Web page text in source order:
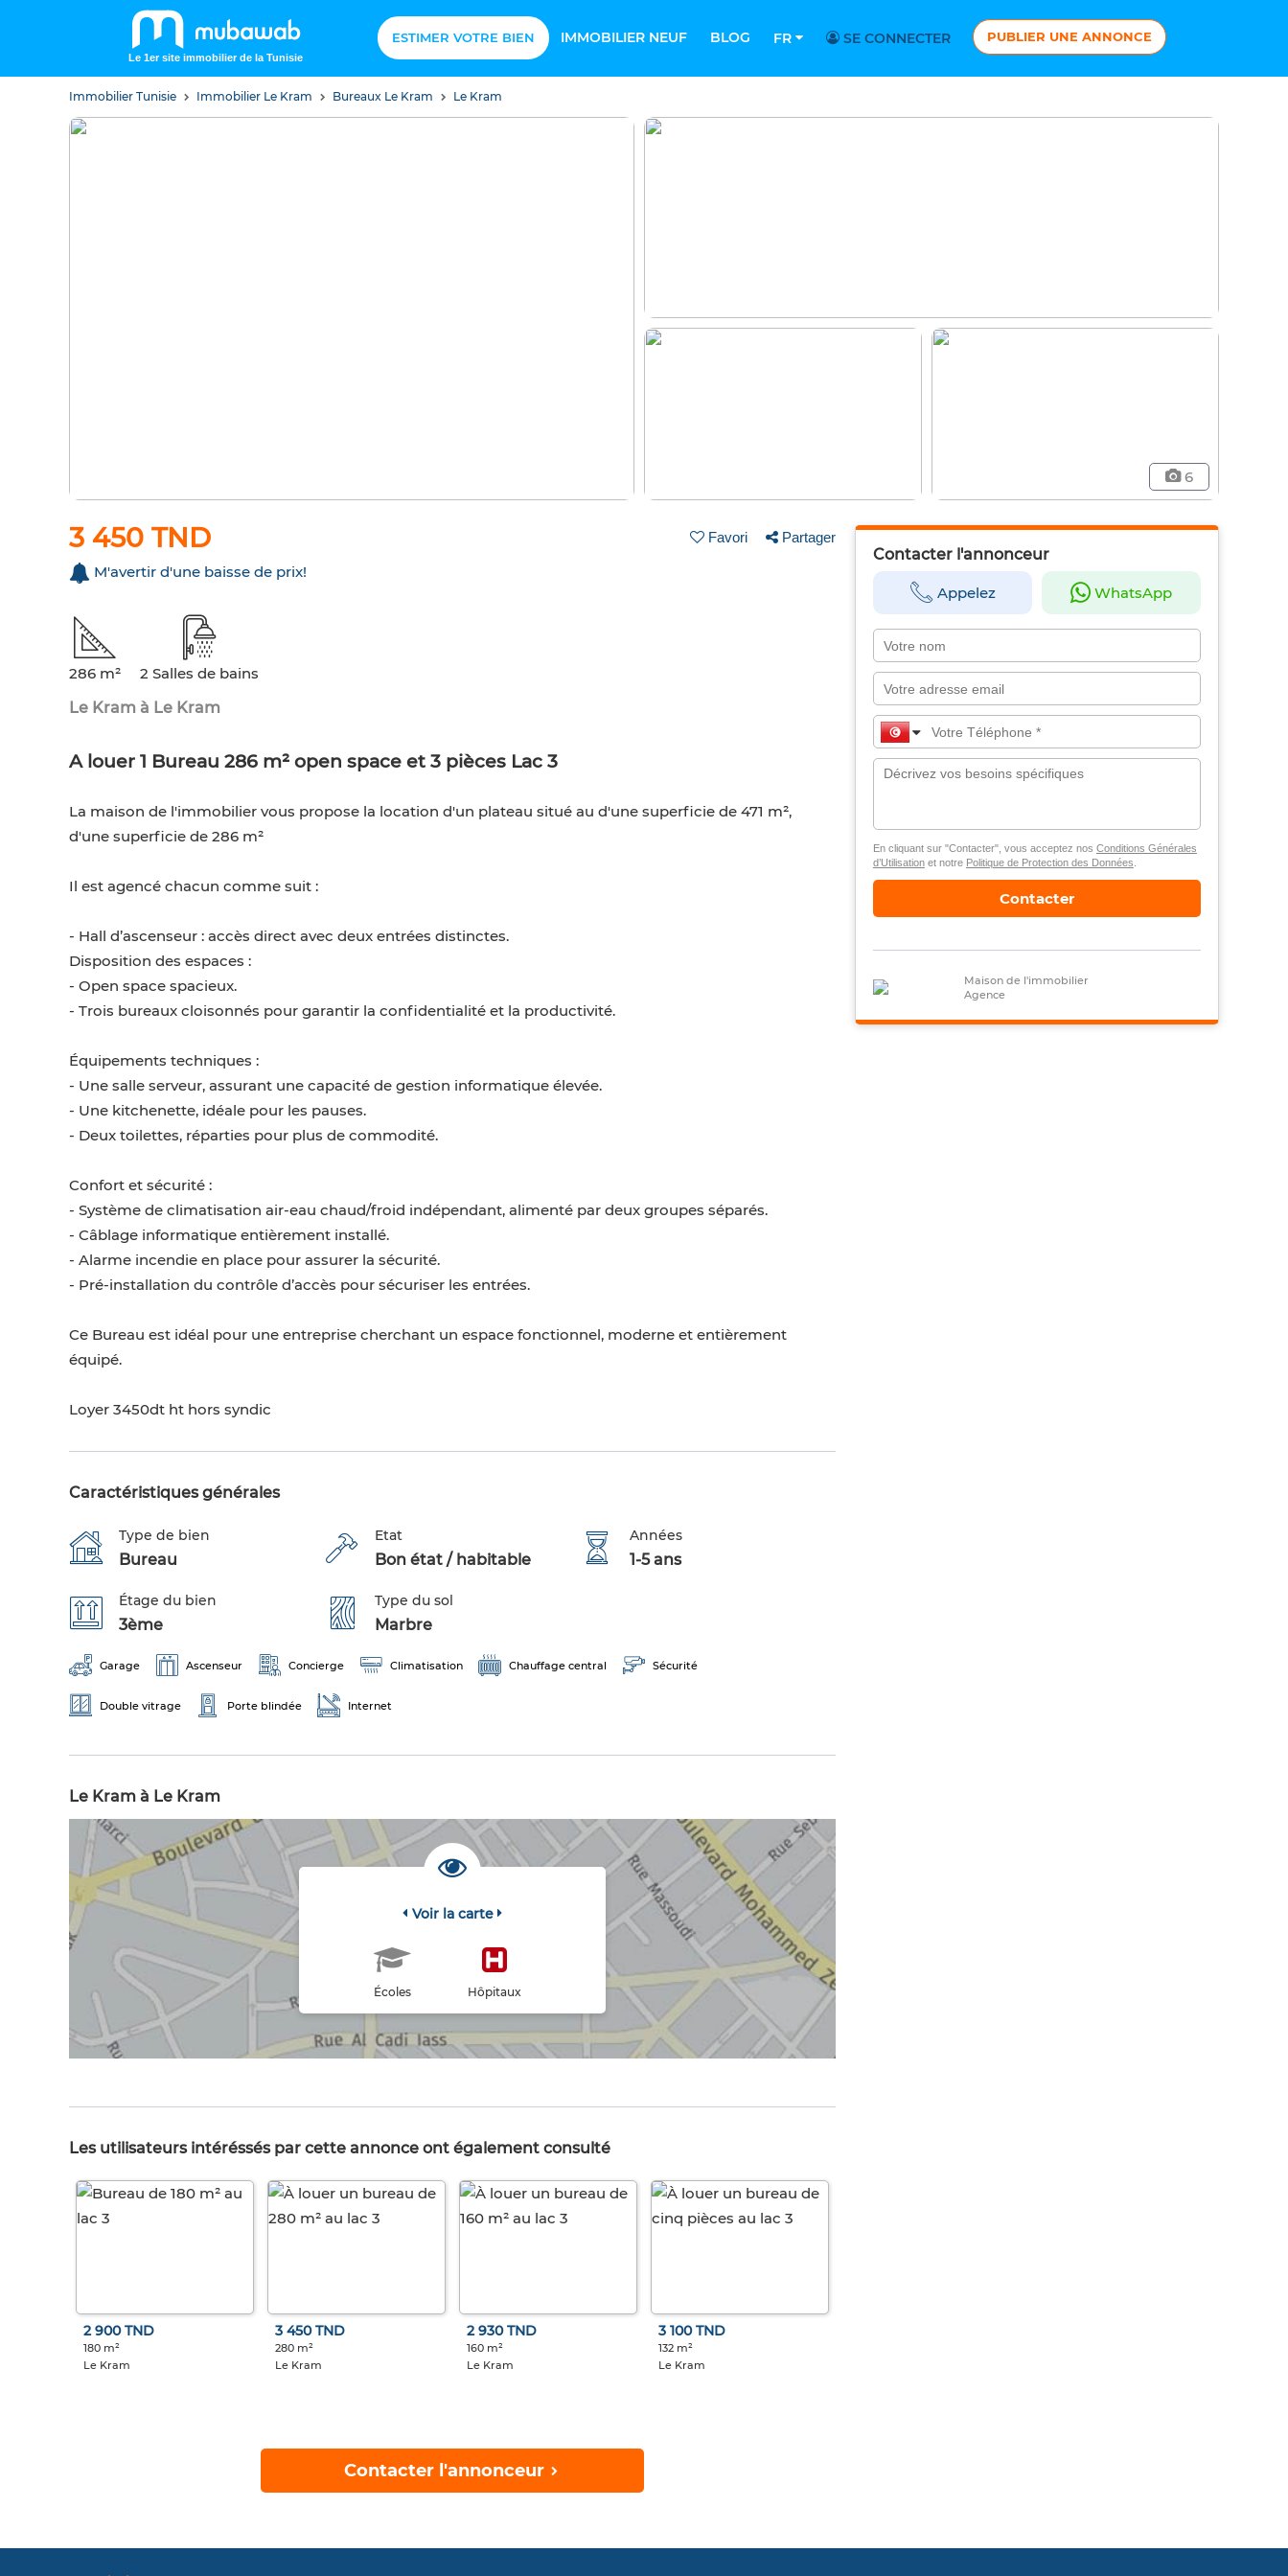
Le 1er site immobilier de la Tunisie
ESTIMER VOTRE BIEN IMMOBILIER NEUF BLOG FR SE CONNECTER PUBLIER UNE ANNONCE
Immobilier Tunisie Immobilier Le Kram Bureaux Le Kram Le Kram
6
3 450 TND Favori Partager
M'avertir d'une baisse de prix!
286 m²
2 Salles de bains
Le Kram à Le Kram
A louer 1 Bureau 286 m² open space et 3 pièces Lac 3
La maison de l'immobilier vous propose la location d'un plateau situé au d'une superficie de 471 m²,
d'une superficie de 286 m²
Il est agencé chacun comme suit :
- Hall d’ascenseur : accès direct avec deux entrées distinctes.
Disposition des espaces :
- Open space spacieux.
- Trois bureaux cloisonnés pour garantir la confidentialité et la productivité.
Équipements techniques :
- Une salle serveur, assurant une capacité de gestion informatique élevée.
- Une kitchenette, idéale pour les pauses.
- Deux toilettes, réparties pour plus de commodité.
Confort et sécurité :
- Système de climatisation air-eau chaud/froid indépendant, alimenté par deux groupes séparés.
- Câblage informatique entièrement installé.
- Alarme incendie en place pour assurer la sécurité.
- Pré-installation du contrôle d’accès pour sécuriser les entrées.
Ce Bureau est idéal pour une entreprise cherchant un espace fonctionnel, moderne et entièrement
équipé.
Loyer 3450dt ht hors syndic
Caractéristiques générales
Type de bien
Bureau
Etat
Bon état / habitable
Années
1-5 ans
Étage du bien
3ème
Type du sol
Marbre
Garage Ascenseur Concierge Climatisation Chauffage central Sécurité
Double vitrage Porte blindée Internet
Le Kram à Le Kram
Voir la carte
Écoles Hôpitaux
Les utilisateurs intéréssés par cette annonce ont également consulté
2 900 TND
180 m²
Le Kram
3 450 TND
280 m²
Le Kram
2 930 TND
160 m²
Le Kram
3 100 TND
132 m²
Le Kram
Contacter l'annonceur
Contacter l'annonceur
Appelez WhatsApp
En cliquant sur "Contacter", vous acceptez nos Conditions Générales
d’Utilisationet notre Politique de Protection des Données
Contacter
Maison de l'immobilier
Agence